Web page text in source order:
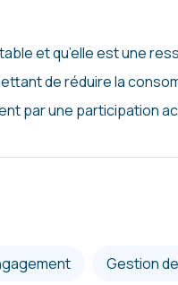
et qu’elle est une
de réduire la
par une participation
gestion